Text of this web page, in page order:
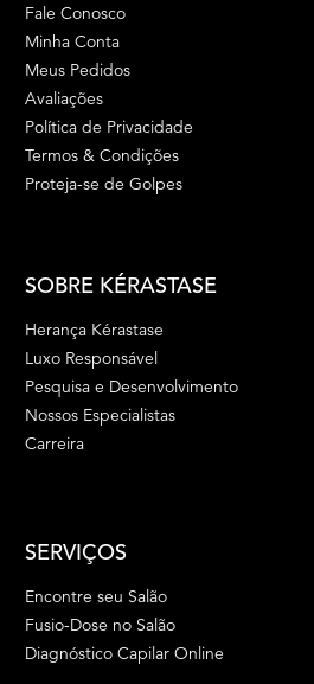
Fale Conosco
Minha Conta
Meus Pedidos
Avaliações
Política de Privacidade
Termos & Condições
Proteja-se de Golpes
SOBRE KÉRASTASE
Herança Kérastase
Luxo Responsável
Pesquisa e Desenvolvimento
Nossos Especialistas
Carreira
SERVIÇOS
Encontre seu Salão
Fusio-Dose no Salão
Diagnóstico Capilar Online